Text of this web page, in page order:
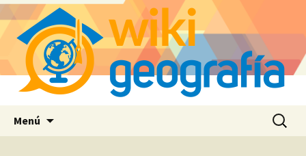
Menú Buscar: